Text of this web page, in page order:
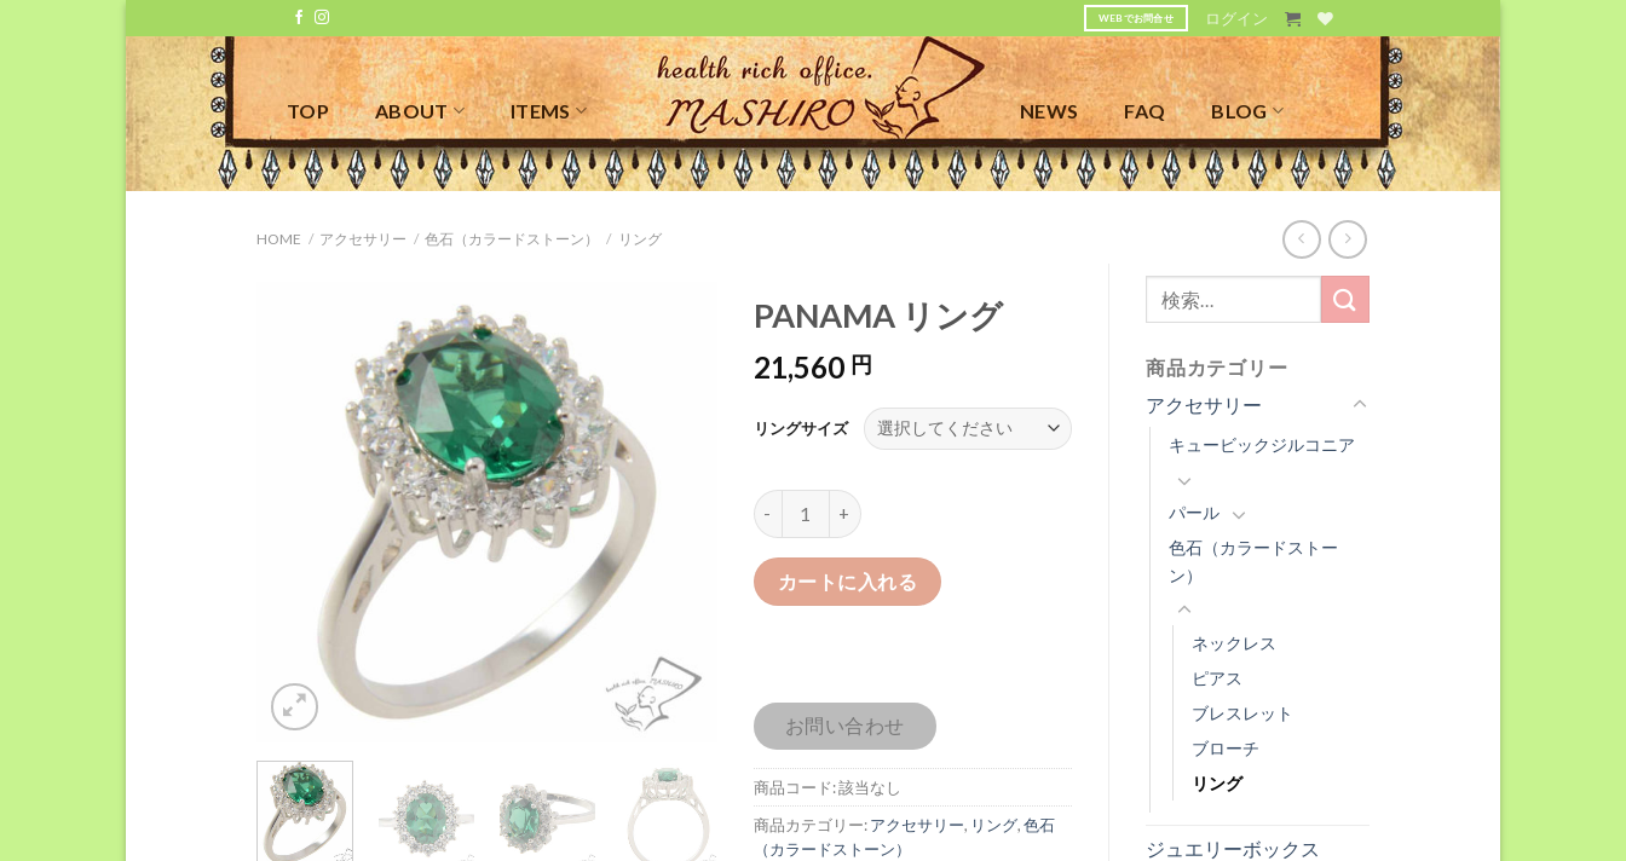
content
WEBでお問合せ ログイン
TOP ABOUT ITEMS NEWS FAQ BLOG
HOME / アクセサリー / 色石（カラードストーン） / リング
索
象:
商品カテゴリー
アクセサリー
キュービックジルコニア
パール
色石（カラードストー
ン）
ネックレス
ピアス
ブレスレット
ブローチ
リング
ジュエリーボックス
PANAMA リング
21,560 円
リングサイズ
PANAMA リング 個
カートに入れる
お問い合わせ
商品コード:該当なし
商品カテゴリー:アクセサリー, リング,色石
（カラードストーン）